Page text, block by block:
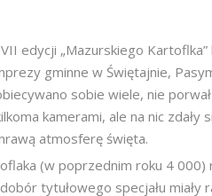
edycji „Mazurskiego
gminne w Świętajnie,
sobie wiele, nie porwał
kamerami, ale na nic zdały
atmosferę święta.
(w poprzednim roku 4 000)
tytułowego specjału